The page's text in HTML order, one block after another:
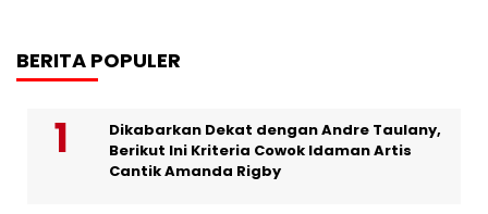
BERITA POPULER
Dikabarkan Dekat dengan Andre Taulany,
Berikut Ini Kriteria Cowok Idaman Artis
Cantik Amanda Rigby